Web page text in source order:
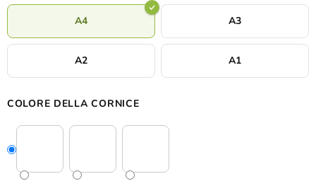
A4 A3
A2 A1
COLORE DELLA CORNICE